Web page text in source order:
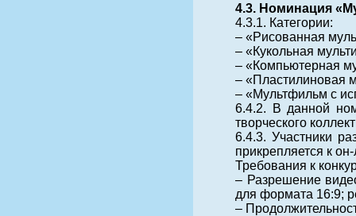
4.3. Номинация
4.3.1. Категории:
– «Рисованная
– «Кукольная
– «Компьютерная
– «Пластилиновая
– «Мультфильм с
6.4.2. В данной
творческого
6.4.3. Участники
прикрепляется к
Требования к
– Разрешение
для формата 16:9;
–